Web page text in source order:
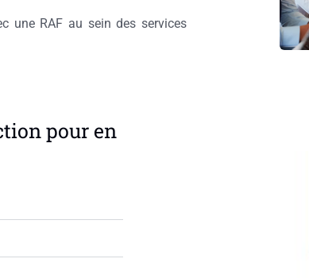
une RAF au sein des services
pour en